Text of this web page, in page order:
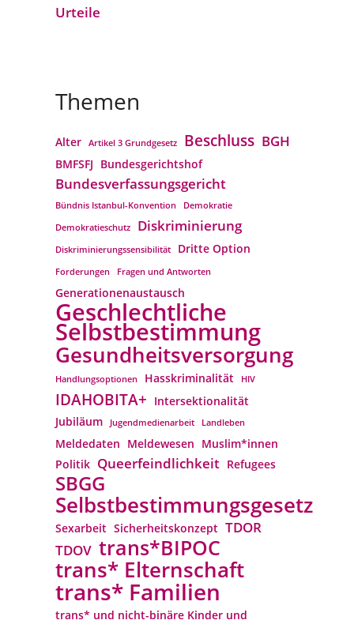
Urteile
Themen
Alter Artikel 3 Grundgesetz Beschluss BGH
BMFSFJ Bundesgerichtshof
Bundesverfassungs­gericht
Bündnis Istanbul-Konvention
Demokratie
Demokratieschutz
Diskriminierung
Diskriminierungssensibilität Dritte Option
Forderungen Fragen und Antworten
Generationenaustausch
Geschlechtliche
Selbstbestimmung
Gesundheitsversorgung
Handlungsoptionen Hasskriminalität HIV
IDAHOBITA+ Intersektionalität
Jubiläum
Jugendmedienarbeit Landleben
Meldedaten Meldewesen Muslim*innen
Politik Queerfeindlichkeit Refugees
SBGG
Selbstbestimmungsgesetz
Sexarbeit Sicherheitskonzept TDOR
TDOV trans*BIPOC
trans* Elternschaft
trans* Familien
trans* und nicht-binäre Kinder und